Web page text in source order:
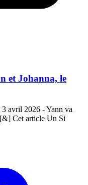
et Johanna, le
avril 2026 - Yann va
Cet article Un Si